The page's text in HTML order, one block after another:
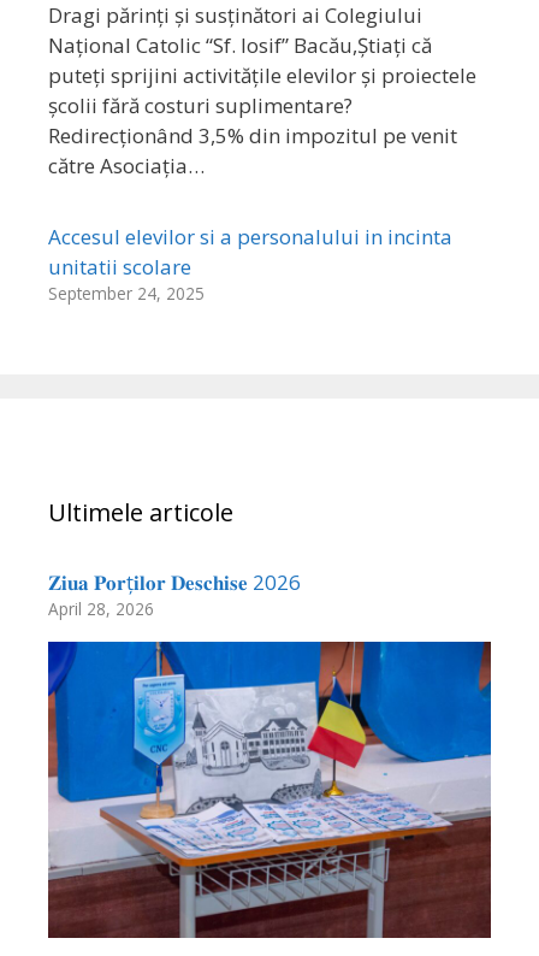
Dragi părinți și susținători ai Colegiului
Național Catolic “Sf. Iosif” Bacău,Știați că
puteți sprijini activitățile elevilor și proiectele
școlii fără costuri suplimentare?
Redirecționând 3,5% din impozitul pe venit
către Asociația…
Accesul elevilor si a personalului in incinta
unitatii scolare
September 24, 2025
Ultimele articole
𝐙𝐢𝐮𝐚 𝐏𝐨𝐫ț𝐢𝐥𝐨𝐫 𝐃𝐞𝐬𝐜𝐡𝐢𝐬𝐞 2026
April 28, 2026